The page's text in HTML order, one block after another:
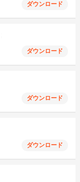
ダウンロード
ダウンロード
ダウンロード
ダウンロード